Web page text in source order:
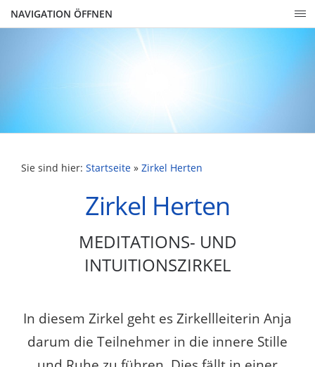
NAVIGATION ÖFFNEN
Sie sind hier: Startseite » Zirkel Herten
Zirkel Herten
MEDITATIONS- UND
INTUITIONSZIRKEL
In diesem Zirkel geht es Zirkellleiterin Anja
darum die Teilnehmer in die innere Stille